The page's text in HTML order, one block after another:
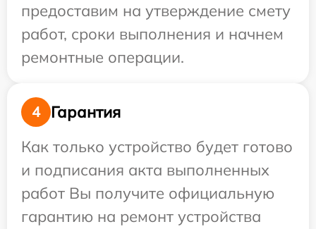
предоставим на утверждение смету
работ, сроки выполнения и начнем
ремонтные операции.
4
Гарантия
Как только устройство будет готово
и подписания акта выполненных
работ Вы получите официальную
гарантию на ремонт устройства